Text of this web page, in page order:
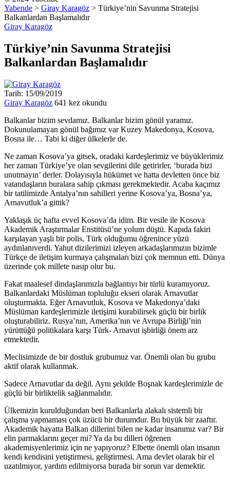
Yabende > Giray Karagöz > Türkiye’nin Savunma Stratejisi
Balkanlardan Başlamalıdır
Giray Karagöz
Türkiye’nin Savunma Stratejisi
Balkanlardan Başlamalıdır
Tarih: 15/09/2019
Giray Karagöz 641 kez okundu
Balkanlar bizim sevdamız. Balkanlar bizim gönül yaramız.
Dokunulamayan gönül bağımız var Kuzey Makedonya, Kosova,
Bosna ile… Tabi ki diğer ülkelerle de.
Ne zaman Kosova’ya gitsek, oradaki kardeşlerimiz ve büyüklerimiz
her zaman Türkiye’ye olan sevgilerini dile getirirler, ‘burada bizi
unutmayın’ derler. Dolayısıyla hükümet ve hatta devletten önce biz
vatandaşların buralara sahip çıkması gerekmektedir. Acaba kaçımız
bir tatilimizde Antalya’nın sahilleri yerine Kosova’ya, Bosna’ya,
Arnavutluk’a gittik?
Yaklaşık üç hafta evvel Kosova’da idim. Bir vesile ile Kosova
Akademik Araştırmalar Enstitüsü’ne yolum düştü. Kapıda fakiri
karşılayan yaşlı bir polis, Türk olduğumu öğrenince yüzü
aydınlanıverdi. Yahut dizilerimizi izleyen arkadaşlarımızın bizimle
Türkçe de iletişim kurmaya çalışmaları bizi çok memnun etti. Dünya
üzerinde çok millete nasip olur bu.
Fakat maalesef dindaşlarımızla bağlantıyı bir türlü kuramıyoruz.
Balkanlardaki Müslüman topluluğu ekseri olarak Arnavutlar
oluşturmakta. Eğer Arnavutluk, Kosova ve Makedonya’daki
Müslüman kardeşlerimizle iletişimi kurabilirsek güçlü bir birlik
oluşturabiliriz. Rusya’nın, Amerika’nın ve Avrupa Birliği’nin
yürüttüğü politikalara karşı Türk- Arnavut işbirliği önem arz
etmektedir.
Meclisimizde de bir dostluk grubumuz var. Önemli olan bu grubu
aktif olarak kullanmak.
Sadece Arnavutlar da değil. Aynı şekilde Boşnak kardeşlerimizle de
güçlü bir birliktelik sağlanmalıdır.
Ülkemizin kurulduğundan beri Balkanlarla alakalı sistemli bir
çalışma yapmaması çok üzücü bir durumdur. Bu büyük bir zaaftır.
Akademik hayatta Balkan dillerini bilen ne kadar insanımız var? Bir
elin parmaklarını geçer mi? Ya da bu dilleri öğrenen
akademisyenlerimiz için ne yapıyoruz? Elbette önemli olan insanın
kendi kendisini yetiştirmesi, geliştirmesi. Ama devlet olarak bir el
uzatılmıyor, yardım edilmiyorsa burada bir sorun var demektir.